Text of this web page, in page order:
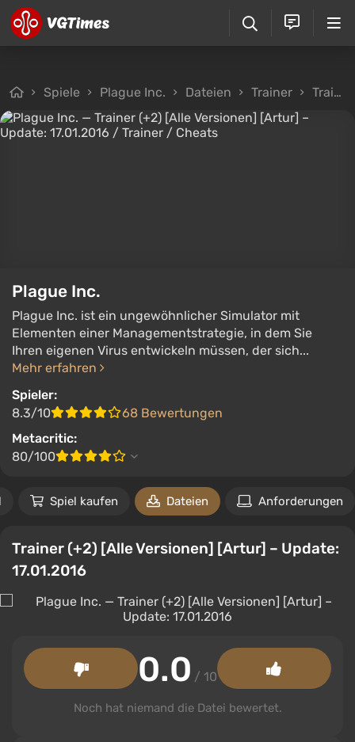
Spiele Plague Inc. Dateien Trainer Trainer (+2) [Alle Versionen] [Artur] – Update: 17.01.2016
Plague Inc.
Plague Inc. ist ein ungewöhnlicher Simulator mit
Elementen einer Managementstrategie, in dem Sie
Ihren eigenen Virus entwickeln müssen, der sich...
Mehr erfahren
Spieler:
8.3/10
68 Bewertungen
Metacritic:
80/100
Spiel kaufen Dateien Anforderungen
Trainer (+2) [Alle Versionen] [Artur] – Update:
17.01.2016
0.0 / 10
Noch hat niemand die Datei bewertet.